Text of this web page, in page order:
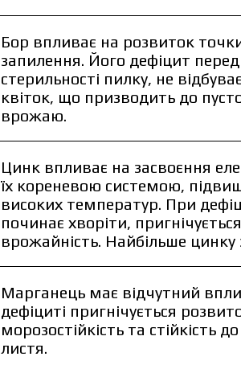
Бор впливає на розвиток
запилення. Його дефіцит
стерильності пилку, не
квіток, що призводить до
врожаю.
Цинк впливає на засвоєння
їх кореневою системою,
високих температур. При
починає хворіти,
врожайність. Найбільше цинку
Марганець має відчутний
дефіциті пригнічується
морозостійкість та стійкість
листя.